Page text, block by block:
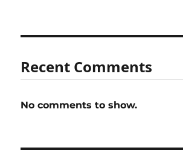
Recent Comments
No comments to show.